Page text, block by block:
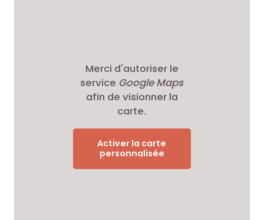
Merci d'autoriser le
service Google Maps
afin de visionner la
carte.
Activer la carte
personnalisée